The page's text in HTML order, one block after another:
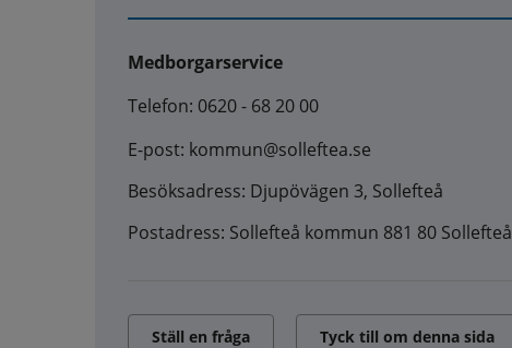
Medborgarservice
Telefon: 0620 - 68 20 00
E-post: kommun@solleftea.se
Besöksadress: Djupövägen 3, Sollefteå
Postadress: Sollefteå kommun 881 80 Sollefteå
Ställ en fråga Tyck till om denna sida